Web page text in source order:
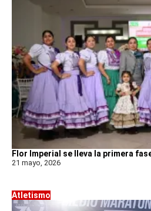
Flor Imperial se lleva la primera
21 mayo, 2026
Atletismo